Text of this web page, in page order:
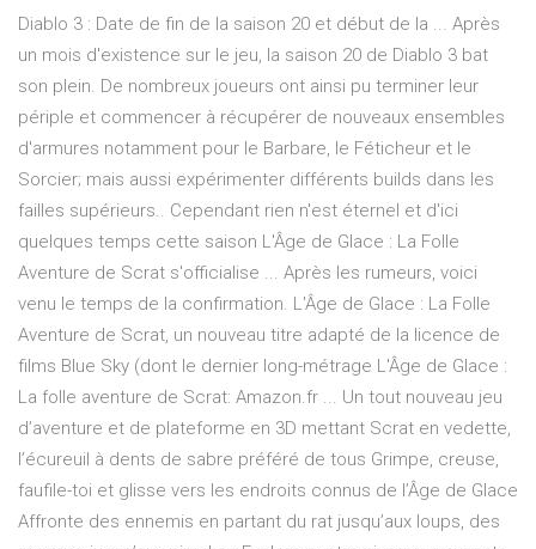
Diablo 3 : Date de fin de la saison 20 et début de la ... Après
un mois d'existence sur le jeu, la saison 20 de Diablo 3 bat
son plein. De nombreux joueurs ont ainsi pu terminer leur
périple et commencer à récupérer de nouveaux ensembles
d'armures notamment pour le Barbare, le Féticheur et le
Sorcier; mais aussi expérimenter différents builds dans les
failles supérieurs.. Cependant rien n'est éternel et d'ici
quelques temps cette saison L'Âge de Glace : La Folle
Aventure de Scrat s'officialise ... Après les rumeurs, voici
venu le temps de la confirmation. L'Âge de Glace : La Folle
Aventure de Scrat, un nouveau titre adapté de la licence de
films Blue Sky (dont le dernier long-métrage L'Âge de Glace :
La folle aventure de Scrat: Amazon.fr ... Un tout nouveau jeu
d’aventure et de plateforme en 3D mettant Scrat en vedette,
l’écureuil à dents de sabre préféré de tous Grimpe, creuse,
faufile-toi et glisse vers les endroits connus de l’Âge de Glace
Affronte des ennemis en partant du rat jusqu’aux loups, des